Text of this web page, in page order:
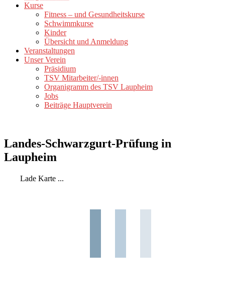
Kurse
Fitness – und Gesundheitskurse
Schwimmkurse
Kinder
Übersicht und Anmeldung
Veranstaltungen
Unser Verein
Präsidium
TSV Mitarbeiter/-innen
Organigramm des TSV Laupheim
Jobs
Beiträge Hauptverein
Landes-Schwarzgurt-Prüfung in
Laupheim
Lade Karte ...